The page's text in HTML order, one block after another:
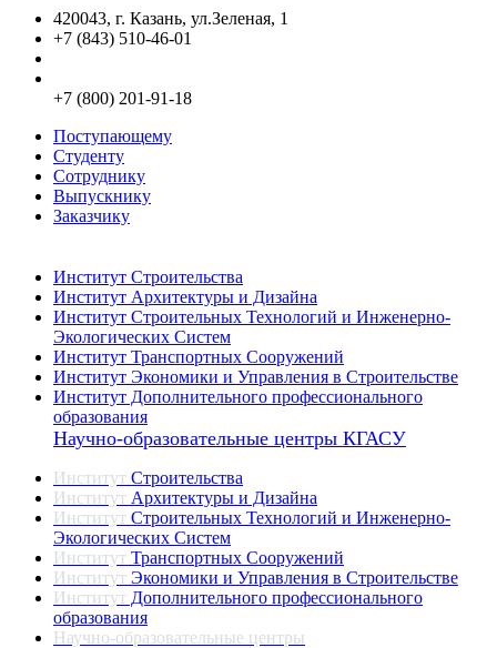
420043, г. Казань, ул.Зеленая, 1
+7 (843) 510-46-01
+7 (800) 201-91-18
Поступающему
Студенту
Сотруднику
Выпускнику
Заказчику
Институт Строительства
Институт Архитектуры и Дизайна
Институт Строительных Технологий и Инженерно-
Экологических Систем
Институт Транспортных Сооружений
Институт Экономики и Управления в Строительстве
Институт Дополнительного профессионального
образования
Научно-образовательные центры КГАСУ
Институт Строительства
Институт Архитектуры и Дизайна
Институт Строительных Технологий и Инженерно-
Экологических Систем
Институт Транспортных Сооружений
Институт Экономики и Управления в Строительстве
Институт Дополнительного профессионального
образования
Научно-образовательные центры